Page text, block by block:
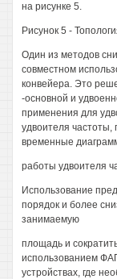
на рисунке 5.
Рисунок 5 -
Один из методов
совместном
конвейера. Это
-основной и
применения для
удвоителя частоты,
временные
работы удвоителя
Использование
порядок и более
занимаемую
площадь и
использованием
устройствах, где